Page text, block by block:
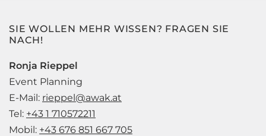
SIE WOLLEN MEHR WISSEN? FRAGEN SIE
NACH!
Ronja Rieppel
Event Planning
E-Mail: rieppel@awak.at
Tel: +43 1 710572211
Mobil: +43 676 851 667 705